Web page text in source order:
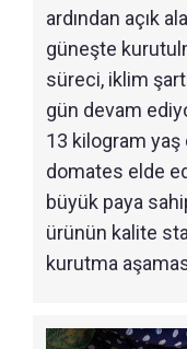
ardından açık
güneşte
süreci, iklim
gün devam
13 kilogram
domates elde
büyük paya
ürünün kalite
kurutma